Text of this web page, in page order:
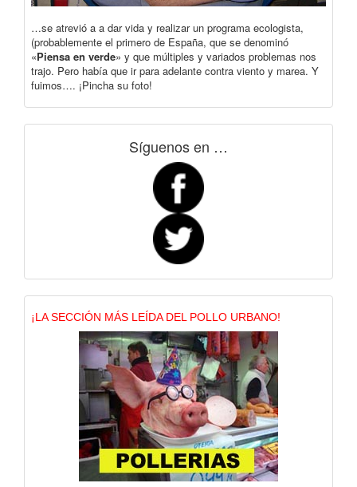
…se atrevió a a dar vida y realizar un programa ecologista,
(probablemente el primero de España, que se denominó
«Piensa en verde» y que múltiples y variados problemas nos
trajo. Pero había que ir para adelante contra viento y marea. Y
fuimos…. ¡Pincha su foto!
Síguenos en …
¡LA SECCIÓN MÁS LEÍDA DEL POLLO URBANO!